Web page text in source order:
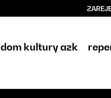
dom kultury azk